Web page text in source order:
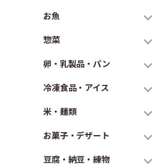
お魚
惣菜
卵・乳製品・パン
冷凍食品・アイス
米・麺類
お菓子・デザート
豆腐・納豆・練物